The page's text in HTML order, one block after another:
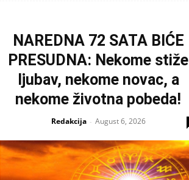
NAREDNA 72 SATA BIĆE
PRESUDNA: Nekome stiže
ljubav, nekome novac, a
nekome životna pobeda!
Redakcija - August 6, 2026